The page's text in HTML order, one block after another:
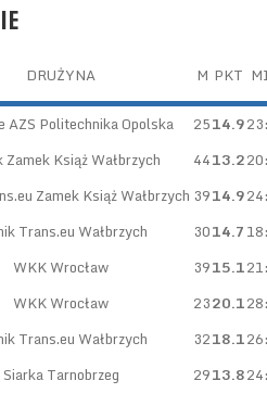
DRUŻYNA M PKT
AZS Politechnika Opolska 2514.9
Zamek Książ Wałbrzych 4413.2
Zamek Książ Wałbrzych 3914.9
Trans.eu Wałbrzych 3014.7
WKK Wrocław 3915.1
WKK Wrocław 2320.1
Trans.eu Wałbrzych 3218.1
Siarka Tarnobrzeg 2913.8